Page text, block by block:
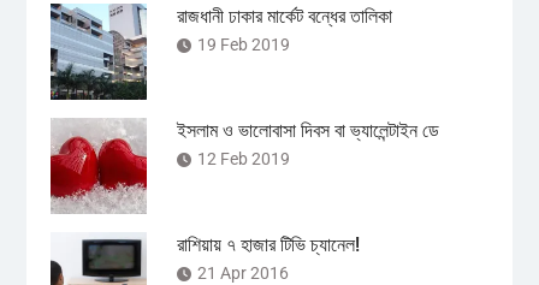
রাজধানী ঢাকার মার্কেট বন্ধের তালিকা
19 Feb 2019
ইসলাম ও ভালোবাসা দিবস বা ভ্যালেন্টাইন ডে
12 Feb 2019
রাশিয়ায় ৭ হাজার টিভি চ্যানেল!
21 Apr 2016